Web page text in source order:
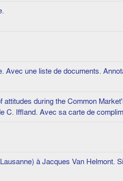
Avec une liste de documents.
during the Common
C. Iffland. Avec sa carte de
à Jacques Van Helmont.